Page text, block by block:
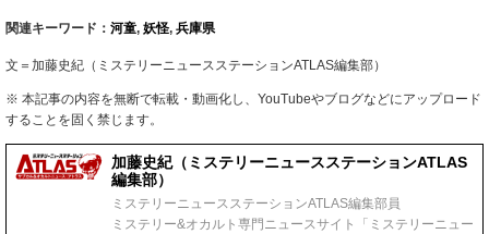
関連キーワード： 河童, 妖怪, 兵庫県
文＝加藤史紀（ミステリーニュースステーションATLAS編集部）
※ 本記事の内容を無断で転載・動画化し、YouTubeやブログなどにアップロード
することを固く禁じます。
加藤史紀（ミステリーニュースステーションATLAS
編集部）
ミステリーニュースステーションATLAS編集部員
ミステリー&オカルト専門ニュースサイト「ミステリーニュー